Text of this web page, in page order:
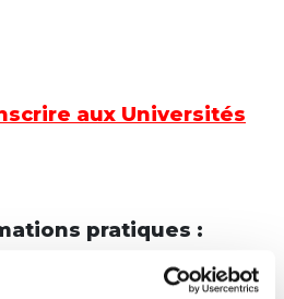
aux Universités
pratiques :
à 9h00 à Mons.